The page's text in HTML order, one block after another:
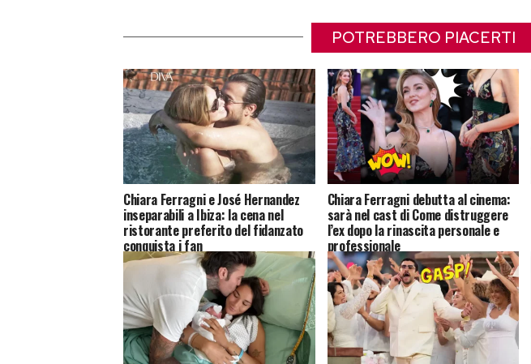
POTREBBERO PIACERTI
Chiara Ferragni e José Hernandez
inseparabili a Ibiza: la cena nel
ristorante preferito del fidanzato
conquista i fan
Chiara Ferragni debutta al cinema:
sarà nel cast di Come distruggere
l’ex dopo la rinascita personale e
professionale